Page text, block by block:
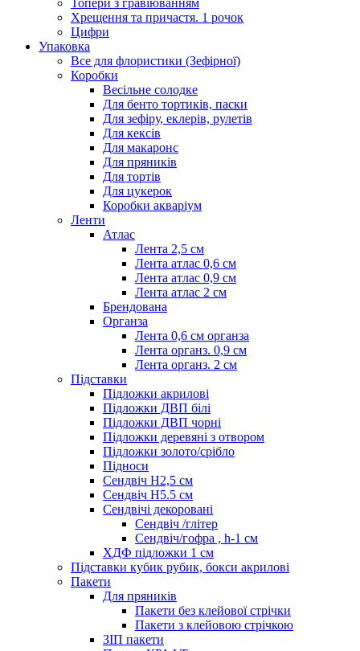
Топери з гравіюванням
Хрещення та причастя. 1 рочок
Цифри
Упаковка
Все для флористики (Зефірної)
Коробки
Весільне солодке
Для бенто тортиків, паски
Для зефіру, еклерів, рулетів
Для кексів
Для макаронс
Для пряників
Для тортів
Для цукерок
Коробки акваріум
Ленти
Атлас
Лента 2,5 см
Лента атлас 0,6 см
Лента атлас 0,9 см
Лента атлас 2 см
Брендована
Органза
Лента 0,6 см органза
Лента органз. 0,9 см
Лента органз. 2 см
Підставки
Підложки акрилові
Підложки ДВП білі
Підложки ДВП чорні
Підложки деревяні з отвором
Підложки золото/срібло
Підноси
Сендвіч H2,5 см
Сендвіч H5.5 см
Сендвічі декоровані
Сендвіч /глітер
Сендвіч/гофра , h-1 см
ХДФ підложки 1 см
Підставки кубик рубик, бокси акрилові
Пакети
Для пряників
Пакети без клейової стрічки
Пакети з клейовою стрічкою
ЗІП пакети